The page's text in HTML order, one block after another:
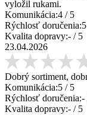
vyložil rukami.
Komunikácia:4 / 5
Rýchlosť doručenia:5
Kvalita dopravy:- / 5
23.04.2026
Dobrý sortiment,
Komunikácia:5 / 5
Rýchlosť doručenia:-
Kvalita dopravy:- / 5